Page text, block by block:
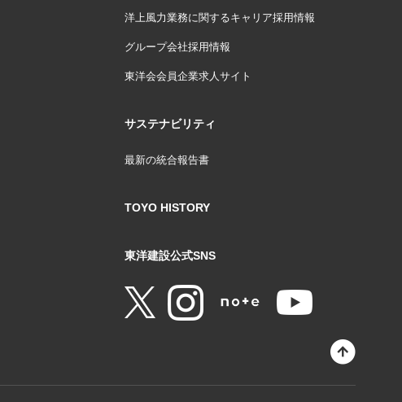
洋上風力業務に関するキャリア採用情報
グループ会社採用情報
東洋会会員企業求人サイト
サステナビリティ
最新の統合報告書
TOYO HISTORY
東洋建設公式SNS